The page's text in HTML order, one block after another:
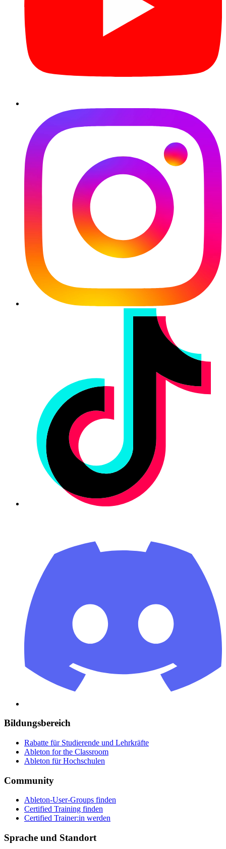
Bildungsbereich
Rabatte für Studierende und Lehrkräfte
Ableton for the Classroom
Ableton für Hochschulen
Community
Ableton-User-Groups finden
Certified Training finden
Certified Trainer:in werden
Sprache und Standort